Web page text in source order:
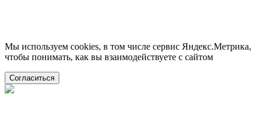
Мы используем cookies, в том числе сервис Яндекс.Метрика,
чтобы понимать, как вы взаимодействуете с сайтом
Согласиться